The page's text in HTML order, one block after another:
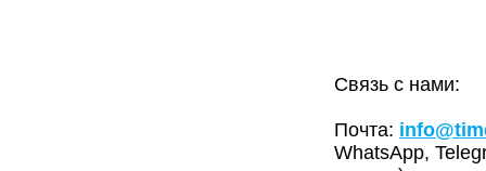
Связь с нами:
Почта:
WhatsApp,